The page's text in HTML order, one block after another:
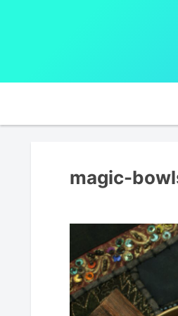
magic-